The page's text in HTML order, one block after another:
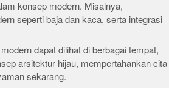
konsep modern. Misalnya,
seperti baja dan kaca, serta integrasi
dapat dilihat di berbagai tempat,
arsitektur hijau, mempertahankan cita
sekarang.